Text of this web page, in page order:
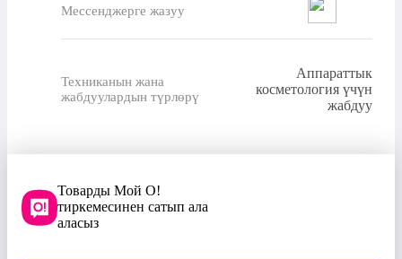
Мессенджерге жазуу
Техниканын жана
жабдуулардын түрлөрү
Аппараттык
косметология үчүн
жабдуу
Товарды Мой О!
тиркемесинен сатып ала
аласыз